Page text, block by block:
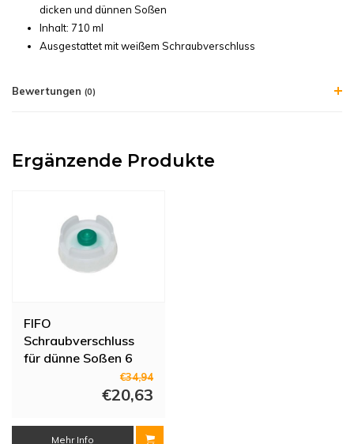
dicken und dünnen Soßen
Inhalt: 710 ml
Ausgestattet mit weißem Schraubverschluss
Bewertungen (0)
Ergänzende Produkte
FIFO
Schraubverschluss
für dünne Soßen 6
€34,94
€20,63
Mehr Info